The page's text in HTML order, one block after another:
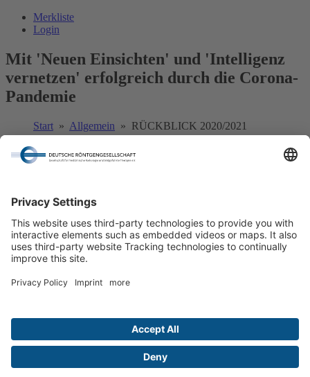
Merkliste
Login
Mit 'Neuen Einsichten' und 'Intelligenz
vernetzen' erfolgreich durch die Corona-
Pandemie
Start » Allgemein » RÜCKBLICK 2020/2021
We use a third party service to embed video content
that may collect data about your activity. Please
review the details and accept the service to watch this
Accept
Usercentrics Consent Management
StartImpressumDatenschutzerklärung